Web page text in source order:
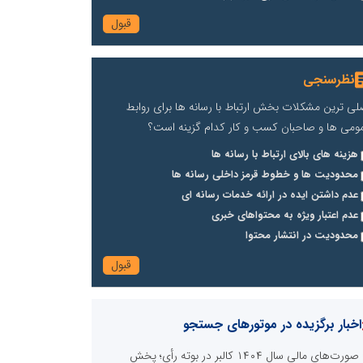
نظرسنجی
ترین مشکلات بخش ارتباط با رسانه ها برای روابط
ها و صاحبان کسب و کار کدام گزینه است؟
هزینه های بالای ارتباط با رسانه ها
محدودیت ها و خطوط قرمز داخلی رسانه ها
عدم داشتن ایده در ارائه خدمات رسانه ای
عدم اعتبار ویژه به محتواهای خبری
محدودیت در انتشار محتوا
اخبار برگزیده در موتورهای جستجو
صورت‌های مالی سال ۱۴۰۴ کالبر در بوته رأی؛ پخش